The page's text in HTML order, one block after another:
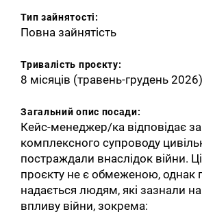
Тип зайнятості:
Повна зайнятість
Тривалість проєкту:
8 місяців (травень-грудень 2026)
Загальний опис посади:
Кейс-менеджер/ка відповідає
комплексного супроводу
постраждали внаслідок війни.
проєкту не є обмеженою, однак
надається людям, які зазнали
впливу війни, зокрема: